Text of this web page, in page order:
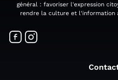
général : favoriser l'expression
rendre la culture et l'information